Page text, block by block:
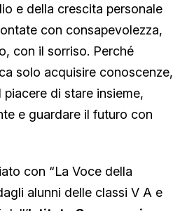
e della crescita personale
con consapevolezza,
con il sorriso. Perché
solo acquisire conoscenze,
di stare insieme,
e guardare il futuro con
con “La Voce della
alunni delle classi V A e